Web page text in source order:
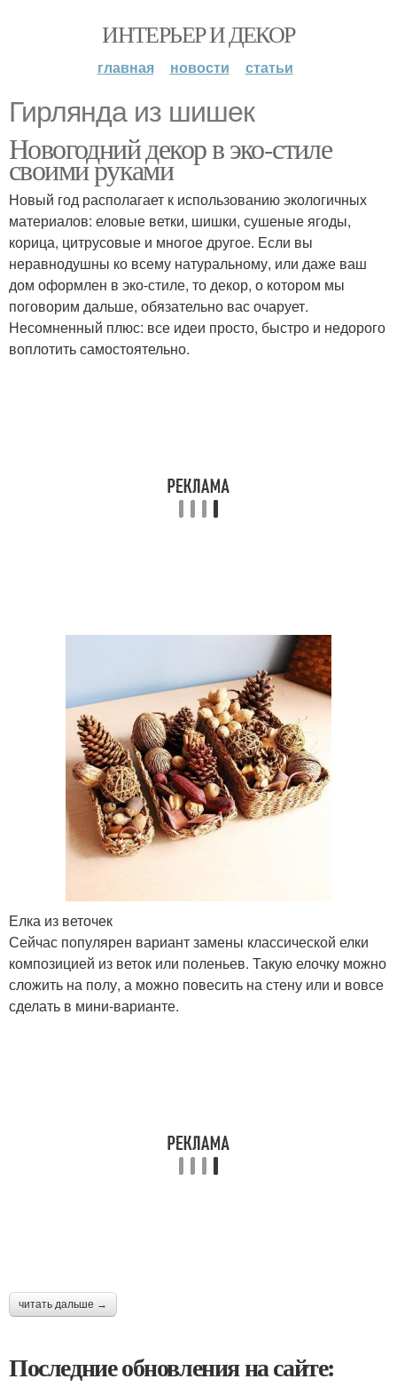
ИНТЕРЬЕР И ДЕКОР
главная новости статьи
Гирлянда из шишек
Новогодний декор в эко-стиле
своими руками
Новый год располагает к использованию экологичных
материалов: еловые ветки, шишки, сушеные ягоды,
корица, цитрусовые и многое другое. Если вы
неравнодушны ко всему натуральному, или даже ваш
дом оформлен в эко-стиле, то декор, о котором мы
поговорим дальше, обязательно вас очарует.
Несомненный плюс: все идеи просто, быстро и недорого
воплотить самостоятельно.
Елка из веточек
Сейчас популярен вариант замены классической елки
композицией из веток или поленьев. Такую елочку можно
сложить на полу, а можно повесить на стену или и вовсе
сделать в мини-варианте.
читать дальше →
Последние обновления на сайте: